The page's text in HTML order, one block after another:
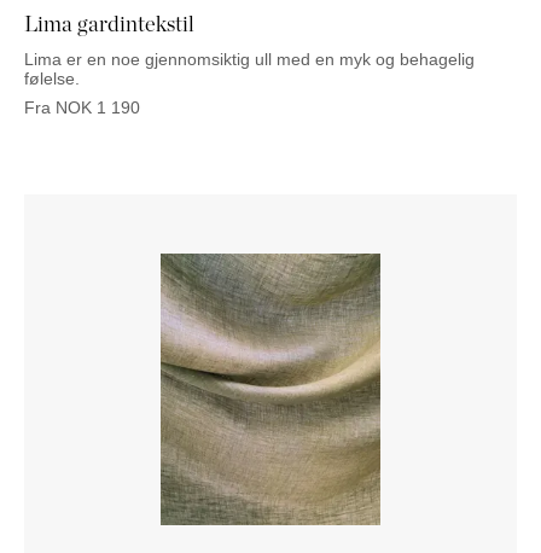
Lima gardintekstil
Lima er en noe gjennomsiktig ull med en myk og behagelig
følelse.
Fra NOK 1 190